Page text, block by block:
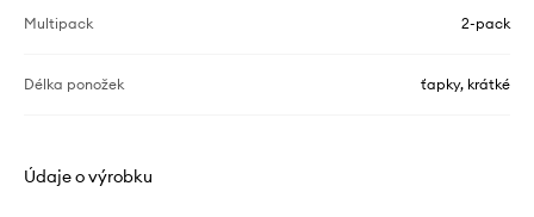
Multipack 2-pack
Délka ponožek ťapky, krátké
Údaje o výrobku